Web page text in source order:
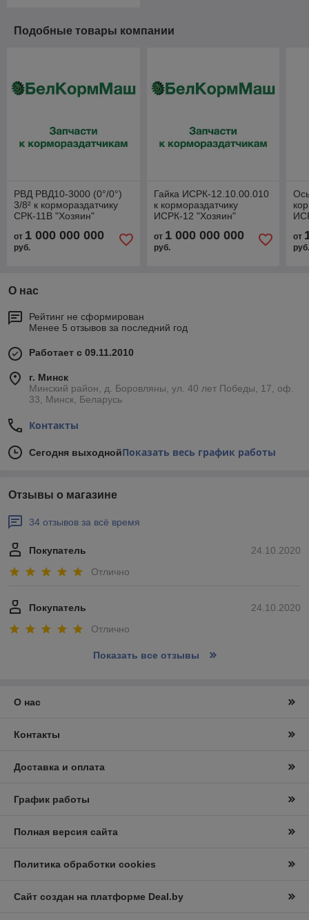
Подобные товары компании
РВД РВД10-3000 (0°/0°)
3/8² к кормораздатчику
СРК-11В "Хозяин"
от 1 000 000 000
руб.
Гайка ИСРК-12.10.00.010
к кормораздатчику
ИСРК-12 "Хозяин"
от 1 000 000 000
руб.
от
О нас
Рейтинг не сформирован
Менее 5 отзывов за последний год
Работает с 09.11.2010
г. Минск
Минский район, д. Боровляны, ул. 40 лет Победы, 17, оф.
33, Минск, Беларусь
Контакты
Сегодня выходнойПоказать весь график работы
Отзывы о магазине
34 отзывов за всё время
24.10.2020
Покупатель
Отлично
24.10.2020
Покупатель
Отлично
Показать все отзывы
О нас
Контакты
Доставка и оплата
График работы
Полная версия сайта
Политика обработки cookies
Сайт создан на платформе Deal.by